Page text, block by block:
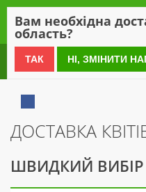
0 800 21 54 55
ДОСТАВКА
ШВИДКИЙ ВИБІР
Вам необхідна
область?
ТАК НІ, ЗМІНИТИ